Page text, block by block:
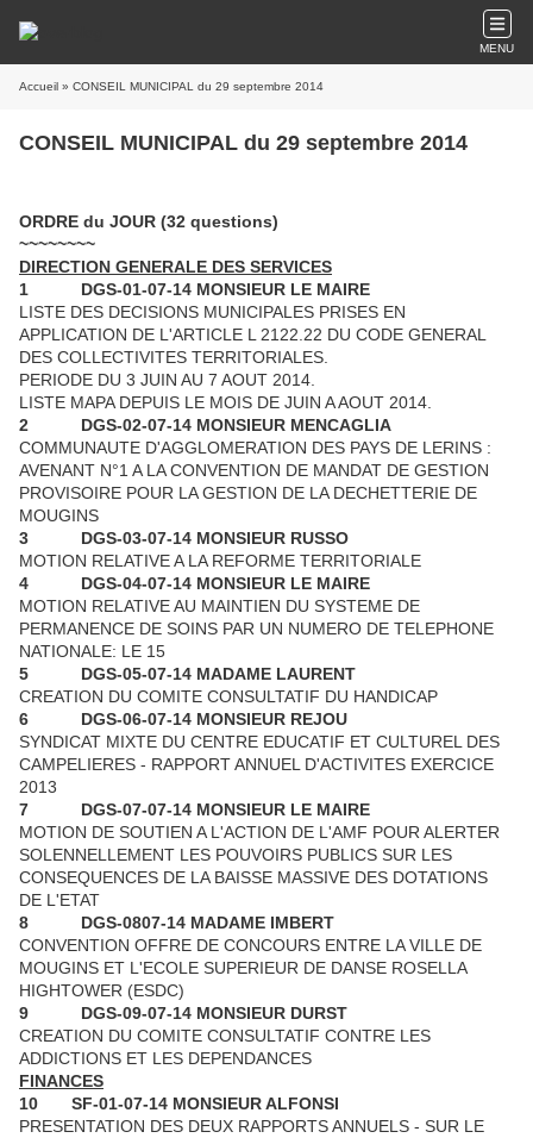
MENU
Accueil » CONSEIL MUNICIPAL du 29 septembre 2014
CONSEIL MUNICIPAL du 29 septembre 2014
ORDRE du JOUR (32 questions)
~~~~~~~~
DIRECTION GENERALE DES SERVICES
1
DGS-01-07-14 MONSIEUR LE MAIRE
LISTE DES DECISIONS MUNICIPALES PRISES EN
APPLICATION DE L'ARTICLE L 2122.22 DU CODE GENERAL
DES COLLECTIVITES TERRITORIALES.
PERIODE DU 3 JUIN AU 7 AOUT 2014.
LISTE MAPA DEPUIS LE MOIS DE JUIN A AOUT 2014.
2
DGS-02-07-14 MONSIEUR MENCAGLIA
COMMUNAUTE D'AGGLOMERATION DES PAYS DE LERINS :
AVENANT N°1 A LA CONVENTION DE MANDAT DE GESTION
PROVISOIRE POUR LA GESTION DE LA DECHETTERIE DE
MOUGINS
3
DGS-03-07-14 MONSIEUR RUSSO
MOTION RELATIVE A LA REFORME TERRITORIALE
4
DGS-04-07-14 MONSIEUR LE MAIRE
MOTION RELATIVE AU MAINTIEN DU SYSTEME DE
PERMANENCE DE SOINS PAR UN NUMERO DE TELEPHONE
NATIONALE: LE 15
5
DGS-05-07-14 MADAME LAURENT
CREATION DU COMITE CONSULTATIF DU HANDICAP
6
DGS-06-07-14 MONSIEUR REJOU
SYNDICAT MIXTE DU CENTRE EDUCATIF ET CULTUREL DES
CAMPELIERES - RAPPORT ANNUEL D'ACTIVITES EXERCICE
2013
7
DGS-07-07-14 MONSIEUR LE MAIRE
MOTION DE SOUTIEN A L'ACTION DE L'AMF POUR ALERTER
SOLENNELLEMENT LES POUVOIRS PUBLICS SUR LES
CONSEQUENCES DE LA BAISSE MASSIVE DES DOTATIONS
DE L'ETAT
8
DGS-0807-14 MADAME IMBERT
CONVENTION OFFRE DE CONCOURS ENTRE LA VILLE DE
MOUGINS ET L'ECOLE SUPERIEUR DE DANSE ROSELLA
HIGHTOWER (ESDC)
9
DGS-09-07-14 MONSIEUR DURST
CREATION DU COMITE CONSULTATIF CONTRE LES
ADDICTIONS ET LES DEPENDANCES
FINANCES
10
SF-01-07-14 MONSIEUR ALFONSI
PRESENTATION DES DEUX RAPPORTS ANNUELS - SUR LE